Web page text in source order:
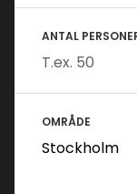
ANTAL
OMRÅDE